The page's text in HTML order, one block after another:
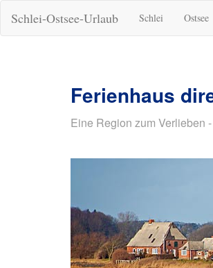
Schlei-Ostsee-Urlaub Schlei Ostsee
Ferienhaus
Eine Region zum Verlieben